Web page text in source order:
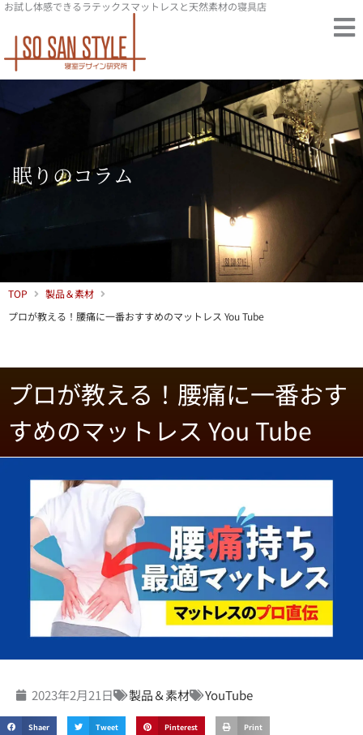
内
を
ス
お試し体感できるラテックスマットレスと天然素材の寝具店
眠りのコラム
TOP
製品＆素材
プロが教える！腰痛に一番おすすめのマットレス You Tube
プロが教える！腰痛に一番おす
すめのマットレス You Tube
2023年2月21日 製品＆素材 YouTube
Shaer Tweet Pinterest Print